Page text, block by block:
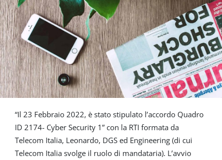
“Il 23 Febbraio 2022, è stato stipulato l’accordo Quadro
ID 2174- Cyber Security 1” con la RTI formata da
Telecom Italia, Leonardo, DGS ed Engineering (di cui
Telecom Italia svolge il ruolo di mandataria). L’avvio